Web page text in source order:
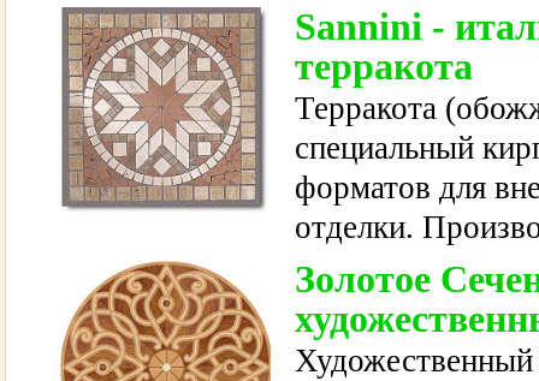
Sannini -
терракота
Терракота
специальный
форматов для
отделки.
Золотое
Художественный